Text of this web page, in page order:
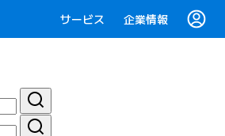
サービス 企業情報